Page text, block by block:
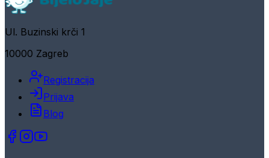
Ul. Buzinski krči 1
10000 Zagreb
Registracija
Prijava
Blog